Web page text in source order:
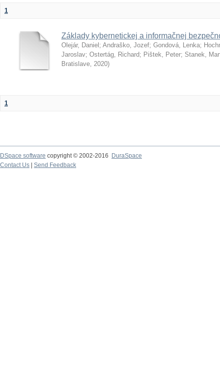
1
Základy kybernetickej a informačnej
Olejár, Daniel ; Andraško, Jozef; Gondová, Lenka;
Jaroslav; Ostertág, Richard; Pištek, Peter; Stanek,
Bratislave, 2020)
1
DSpace software copyright © 2002-2016
DuraSpace
Contact Us
Send Feedback